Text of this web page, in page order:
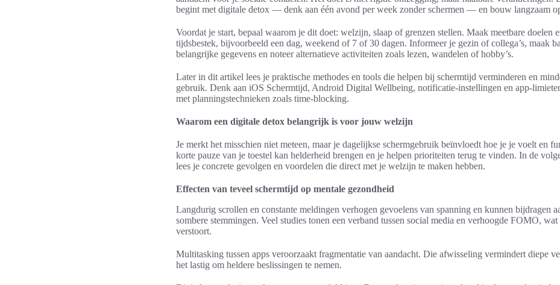
begint met digitale detox — denk aan één avond per week zonder schermen — en bouw langzaam
Voordat je start, bepaal waarom je dit doet: welzijn, slaap of grenzen stellen. Maak meetbare doelen
tijdsbestek, bijvoorbeeld een dag, weekend of 7 of 30 dagen. Informeer je gezin of collega’s, maak
belangrijke gegevens en noteer alternatieve activiteiten zoals lezen, wandelen of hobby’s.
Later in dit artikel lees je praktische methodes en tools die helpen bij schermtijd verminderen en
gebruik. Denk aan iOS Schermtijd, Android Digital Wellbeing, notificatie-instellingen en app-
met planningstechnieken zoals time-blocking.
Waarom een digitale detox belangrijk is voor jouw welzijn
Je merkt het misschien niet meteen, maar je dagelijkse schermgebruik beïnvloedt hoe je je voelt en
korte pauze van je toestel kan helderheid brengen en je helpen prioriteiten terug te vinden. In de
lees je concrete gevolgen en voordelen die direct met je welzijn te maken hebben.
Effecten van teveel schermtijd op mentale gezondheid
Langdurig scrollen en constante meldingen verhogen gevoelens van spanning en kunnen bijdragen
sombere stemmingen. Veel studies tonen een verband tussen social media en verhoogde FOMO, wat
verstoort.
Multitasking tussen apps veroorzaakt fragmentatie van aandacht. Die afwisseling vermindert diepe
het lastig om heldere beslissingen te nemen.